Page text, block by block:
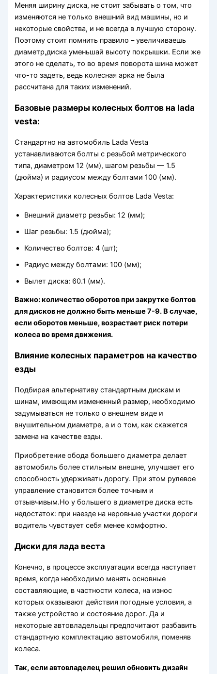
Меняя ширину диска, не стоит забывать о том, что
изменяются не только внешний вид машины, но и
некоторые свойства, и не всегда в лучшую сторону.
Поэтому стоит помнить правило – увеличиваешь
диаметр,диска уменьшай высоту покрышки. Если же
этого не сделать, то во время поворота шина может
что-то задеть, ведь колесная арка не была
рассчитана для таких изменений.
Базовые размеры колесных болтов на lada
vesta:
Стандартно на автомобиль Lada Vesta
устанавливаются болты с резьбой метрического
типа, диаметром 12 (мм), шагом резьбы — 1.5
(дюйма) и радиусом между болтами 100 (мм).
Характеристики колесных болтов Lada Vesta:
Внешний диаметр резьбы: 12 (мм);
Шаг резьбы: 1.5 (дюйма);
Количество болтов: 4 (шт);
Радиус между болтами: 100 (мм);
Вылет диска: 60.1 (мм).
Важно: количество оборотов при закрутке болтов
для дисков не должно быть меньше 7-9. В случае,
если оборотов меньше, возрастает риск потери
колеса во время движения.
Влияние колесных параметров на качество
езды
Подбирая альтернативу стандартным дискам и
шинам, имеющим измененный размер, необходимо
задумываться не только о внешнем виде и
внушительном диаметре, а и о том, как скажется
замена на качестве езды.
Приобретение обода большего диаметра делает
автомобиль более стильным внешне, улучшает его
способность удерживать дорогу. При этом рулевое
управление становится более точным и
отзывчивым.Но у большего в диаметре диска есть
недостаток: при наезде на неровные участки дороги
водитель чувствует себя менее комфортно.
Диски для лада веста
Конечно, в процессе эксплуатации всегда наступает
время, когда необходимо менять основные
составляющие, в частности колеса, на износ
которых оказывают действия погодные условия, а
также устройство и состояние дорог. Да и
некоторые автовладельцы предпочитают разбавить
стандартную комплектацию автомобиля, поменяв
колеса.
Так, если автовладелец решил обновить дизайн